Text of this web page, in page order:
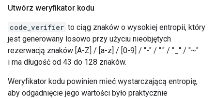
Utwórz weryfikator kodu
code_verifier to ciąg znaków o wysokiej entropii, który
jest generowany losowo przy użyciu nieobjętych
rezerwacją znaków [A-Z] / [a-z] / [0-9] / "-" / "." / "_" / "~"
i ma długość od 43 do 128 znaków.
Weryfikator kodu powinien mieć wystarczającą entropię,
aby odgadnięcie jego wartości było praktycznie